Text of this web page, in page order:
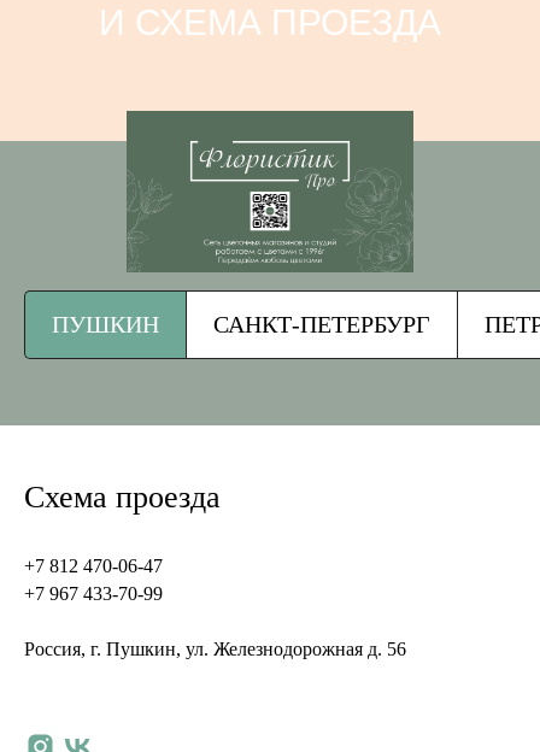
И СХЕМА ПРОЕЗДА
ПУШКИН САНКТ-ПЕТЕРБУРГ
Схема проезда
+7 812 470-06-47
+7 967 433-70-99
Россия, г. Пушкин, ул. Железнодорожная д. 56